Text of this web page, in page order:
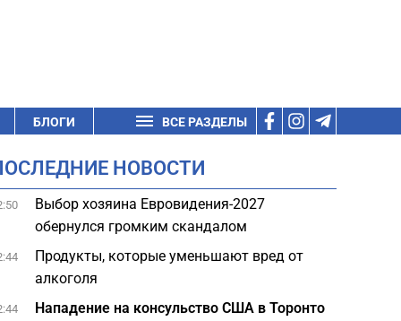
БЛОГИ ВСЕ РАЗДЕЛЫ
НОВОСТИ
Выбор хозяина Евровидения-2027
обернулся громким скандалом
Продукты, которые уменьшают вред от
алкоголя
Нападение на консульство США в Торонто